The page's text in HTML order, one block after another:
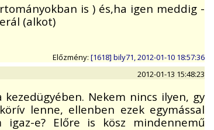
is ) és,ha igen meddig -
(alkot)
Előzmény: [1618] bily71, 2012-01-10 18:57:36
2012-01-13 15:48:23
Nekem nincs ilyen, gy
lenne, ellenben ezek egymással
e? Előre is kösz mindennemű